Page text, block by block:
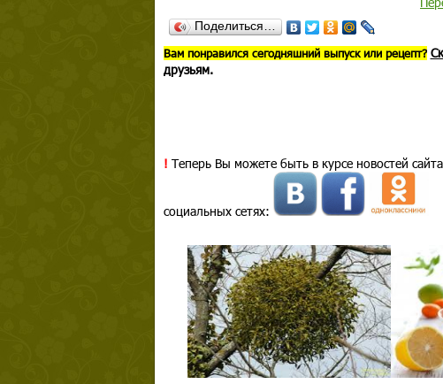
Поделиться…
Вам понравился сегодняшний выпуск или рецепт?
друзьям.
! Теперь Вы можете быть в курсе новостей
социальных сетях: